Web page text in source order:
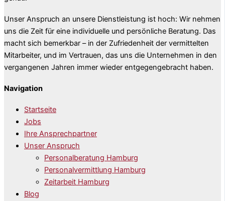
Unser Anspruch an unsere Dienstleistung ist hoch: Wir nehmen
uns die Zeit für eine individuelle und persönliche Beratung. Das
macht sich bemerkbar – in der Zufriedenheit der vermittelten
Mitarbeiter, und im Vertrauen, das uns die Unternehmen in den
vergangenen Jahren immer wieder entgegengebracht haben.
Navigation
Startseite
Jobs
Ihre Ansprechpartner
Unser Anspruch
Personalberatung Hamburg
Personalvermittlung Hamburg
Zeitarbeit Hamburg
Blog